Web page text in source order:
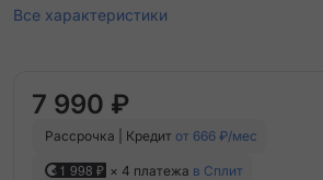
Все характеристики
7 990 ₽
Рассрочка | Кредит от 666 ₽/мес
1 998 ₽ × 4 платежа в Сплит